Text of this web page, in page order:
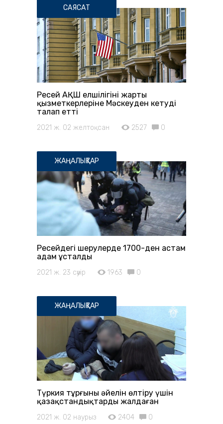
САЯСАТ
Ресей АҚШ елшілігінің жарты
қызметкерлеріне Мәскеуден кетуді
талап етті
2021 ж. 02 желтоқсан 2527 0
ЖАҢАЛЫҚТАР
Ресейдегі шерулерде 1700-ден астам
адам ұсталды
2021 ж. 23 сәуір 1963 0
ЖАҢАЛЫҚТАР
Түркия тұрғыны әйелін өлтіру үшін
қазақстандықтарды жалдаған
2021 ж. 02 наурыз 2404 0